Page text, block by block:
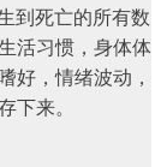
到死亡的所有数
活习惯，身体体
好，情绪波动，
来。